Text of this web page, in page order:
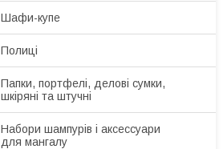
Шафи-купе
Полиці
Папки, портфелі, делові сумки,
шкіряні та штучні
Набори шампурів і аксессуари
для мангалу